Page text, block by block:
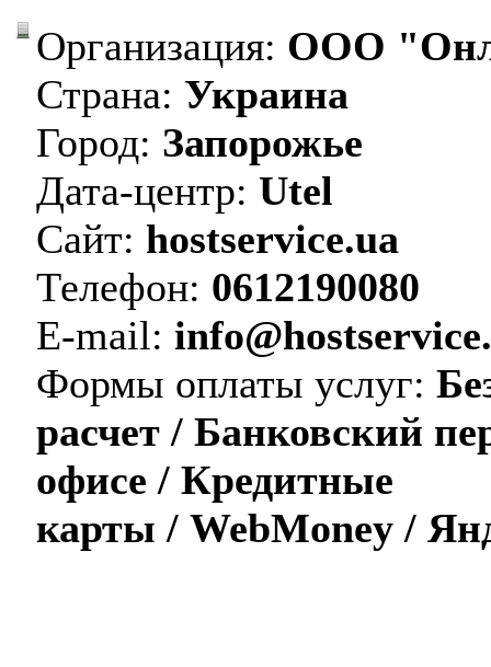
Организация: ООО
Страна: Украина
Город: Запорожье
Дата-центр: Utel
Сайт: hostservice.ua
Телефон: 0612190080
E-mail:
Формы оплаты услуг:
расчет / Банковский
офисе / Кредитные
карты / WebMoney /